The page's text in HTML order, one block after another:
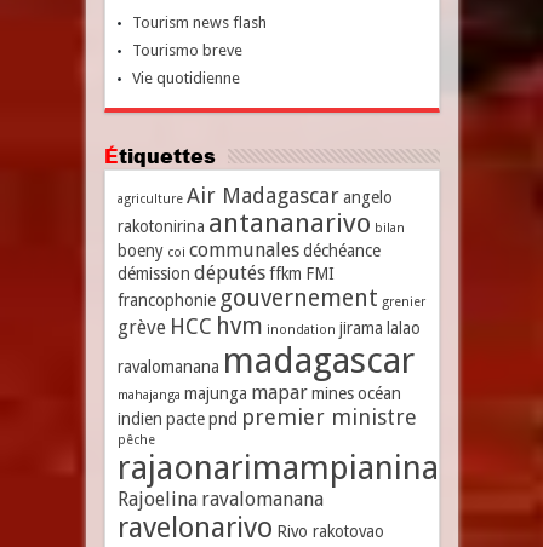
Tourism news flash
Tourismo breve
Vie quotidienne
Étiquettes
agriculture Air Madagascar angelo
rakotonirina antananarivo bilan
boeny coi communales déchéance
démission députés ffkm FMI
francophonie gouvernement grenier
grève HCC hvm inondation jirama lalao
ravalomanana madagascar
mahajanga majunga mapar mines océan
indien pacte pnd premier ministre
pêche
rajaonarimampianina
Rajoelina ravalomanana
ravelonarivo Rivo rakotovao